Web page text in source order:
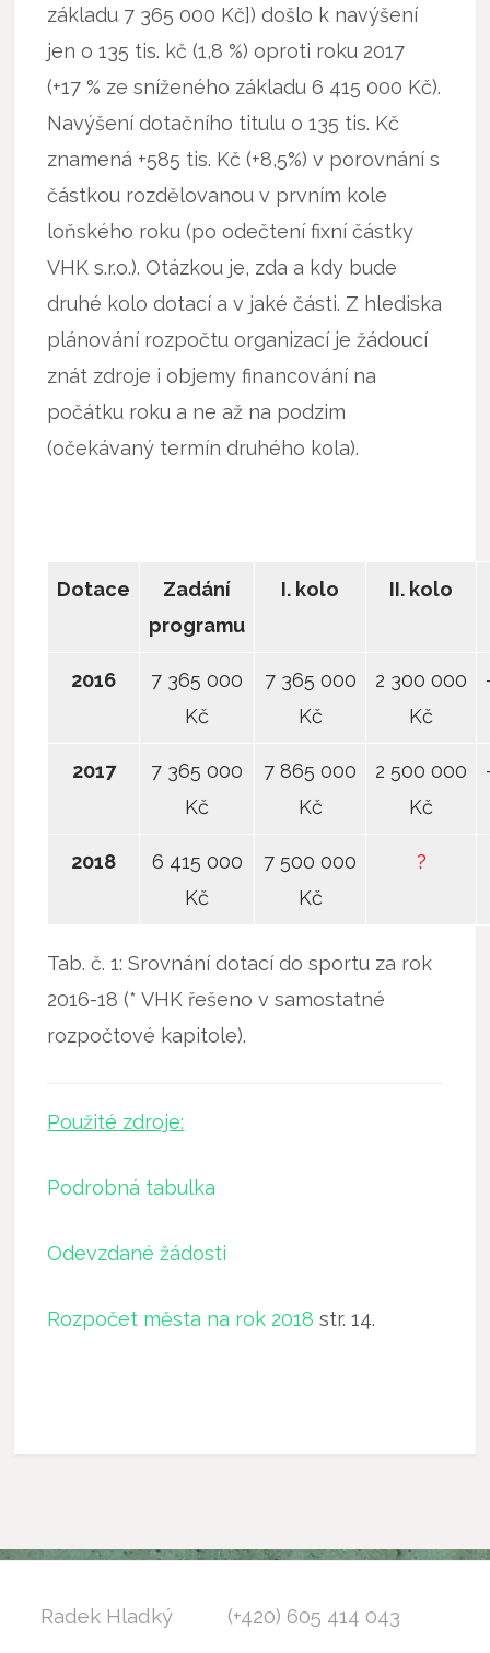
základu 7 365 000 Kč]) došlo k navýšení
jen o 135 tis. kč (1,8 %) oproti roku 2017
(+17 % ze sníženého základu 6 415 000 Kč).
Navýšení dotačního titulu o 135 tis. Kč
znamená +585 tis. Kč (+8,5%) v porovnání s
částkou rozdělovanou v prvním kole
loňského roku (po odečtení fixní částky
VHK s.r.o.). Otázkou je, zda a kdy bude
druhé kolo dotací a v jaké části. Z hlediska
plánování rozpočtu organizací je žádoucí
znát zdroje i objemy financování na
počátku roku a ne až na podzim
(očekávaný termín druhého kola).
Dotace
Zadání
programu
I. kolo II. kolo
2016
7 365 000
Kč
7 365 000
Kč
2 300 000
Kč
2017
7 365 000
Kč
7 865 000
Kč
2 500 000
Kč
2018
6 415 000
Kč
7 500 000
Kč
?
Tab. č. 1: Srovnání dotací do sportu za rok
2016-18 (* VHK řešeno v samostatné
rozpočtové kapitole).
Použité zdroje:
Podrobná tabulka
Odevzdané žádosti
Rozpočet města na rok 2018 str. 14.
Radek Hladký (+420) 605 414 043